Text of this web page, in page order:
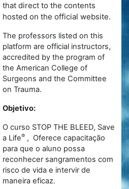
that direct to the contents
hosted on the official website.
The professors listed on this
platform are official instructors,
accredited by the program of
the American College of
Surgeons and the Committee
on Trauma.
Objetivo:
O curso STOP THE BLEED, Save
a Life®, Oferece capacitação
para que o aluno possa
reconhecer sangramentos com
risco de vida e intervir de
maneira eficaz.